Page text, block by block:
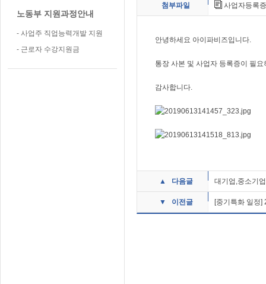
노동부 지원과정안내
- 사업주 직업능력개발 지원
- 근로자 수강지원금
첨부파일 사업자등록
안녕하세요 아이파비즈입니다.
통장 사본 및 사업자 등록증이 필
감사합니다.
▲ 다음글 대기업,중소기
▼ 이전글 [중기특화 일정]